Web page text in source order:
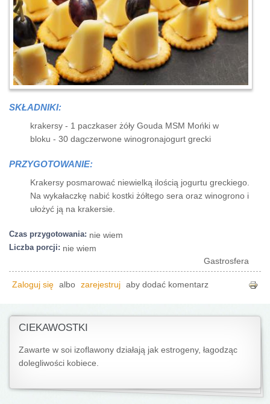
SKŁADNIKI:
krakersy - 1 paczkaser żóły Gouda MSM Mońki w
bloku - 30 dagczerwone winogronajogurt grecki
PRZYGOTOWANIE:
Krakersy posmarować niewielką ilością jogurtu greckiego.
Na wykałaczkę nabić kostki żółtego sera oraz winogrono i
ułożyć ją na krakersie.
Czas przygotowania: nie wiem
Liczba porcji: nie wiem
Gastrosfera
Zaloguj się albo zarejestruj aby dodać komentarz
CIEKAWOSTKI
Zawarte w soi izoflawony działają jak estrogeny, łagodząc
dolegliwości kobiece.